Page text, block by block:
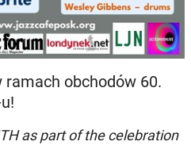
ramach obchodów 60.
as part of the celebration